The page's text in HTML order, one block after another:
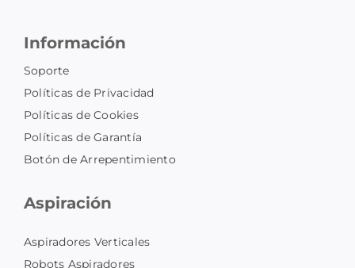
Información
Soporte
Políticas de Privacidad
Políticas de Cookies
Políticas de Garantía
Botón de Arrepentimiento
Aspiración
Aspiradores Verticales
Robots Aspiradores